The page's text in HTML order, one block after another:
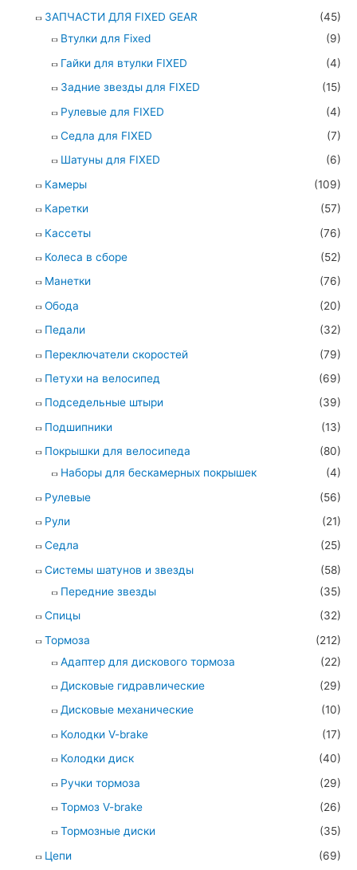
ЗАПЧАСТИ ДЛЯ FIXED GEAR
(45)
Втулки для Fixed
(9)
Гайки для втулки FIXED
(4)
Задние звезды для FIXED
(15)
Рулевые для FIXED
(4)
Седла для FIXED
(7)
Шатуны для FIXED
(6)
Камеры
(109)
Каретки
(57)
Кассеты
(76)
Колеса в сборе
(52)
Манетки
(76)
Обода
(20)
Педали
(32)
Переключатели скоростей
(79)
Петухи на велосипед
(69)
Подседельные штыри
(39)
Подшипники
(13)
Покрышки для велосипеда
(80)
Наборы для бескамерных покрышек
(4)
Рулевые
(56)
Рули
(21)
Седла
(25)
Системы шатунов и звезды
(58)
Передние звезды
(35)
Спицы
(32)
Тормоза
(212)
Адаптер для дискового тормоза
(22)
Дисковые гидравлические
(29)
Дисковые механические
(10)
Колодки V-brake
(17)
Колодки диск
(40)
Ручки тормоза
(29)
Тормоз V-brake
(26)
Тормозные диски
(35)
Цепи
(69)